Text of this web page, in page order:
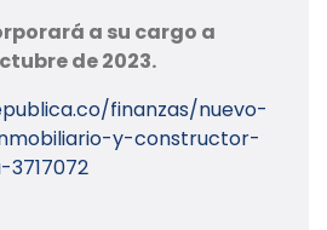
a su cargo a
de 2023.
finanzas/nuevo-
y-constructor-